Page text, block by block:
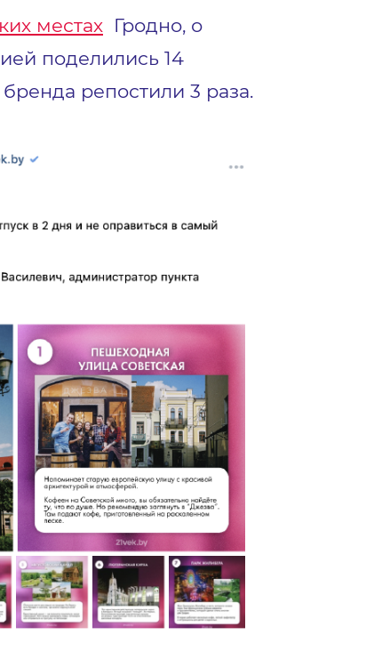
местах Гродно, о
поделились 14
репостили 3 раза.